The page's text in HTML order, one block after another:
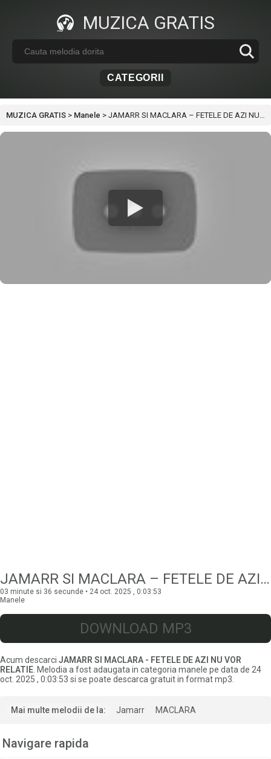
MUZICA GRATIS
CATEGORII
MUZICA GRATIS > Manele > JAMARR SI MACLARA – FETELE DE AZI NU VOR RELATIE
JAMARR SI MACLARA – FETELE DE AZI NU VOR RELATIE
03 minute si 36 secunde • 24 oct. 2025 , 0:03:53
Manele
DOWNLOAD MP3
Acum descarci JAMARR SI MACLARA - FETELE DE AZI NU VOR
RELATIE . Melodia a fost adaugata in categoria manele pe data de 24
oct. 2025 , 0:03:53 si se poate descarca gratuit in format mp3.
Mai multe melodii de la: Jamarr MACLARA
Navigare rapida